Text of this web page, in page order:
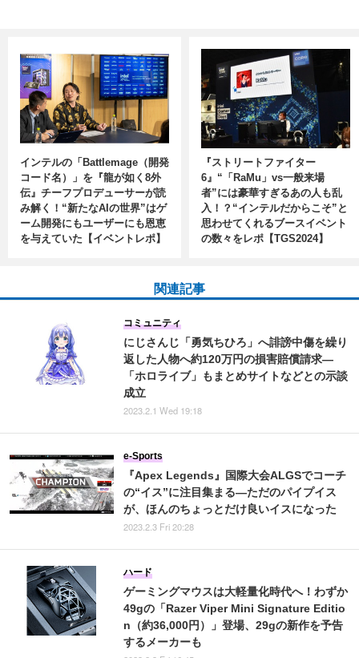
インテルの「Battlemage（開発
コード名）」を『龍が如く8外
伝』チーフプロデューサーが読
み解く！“新たなAIの世界”はゲ
ーム開発にもユーザーにも恩恵
を与えていた【イベントレポ】
『ストリートファイター
6』“「RaMu」vs一般来場
者”には豪華すぎるあの人も乱
入！？“インテルだからこそ”と
思わせてくれるブースイベント
の数々をレポ【TGS2024】
関連記事
にじさんじ「勇気ちひろ」へ誹謗中傷を繰り
返した人物へ約120万円の損害賠償請求―
「ホロライブ」もまとめサイトなどとの示談
成立
コミュニティ
2023.2.1 Wed 19:18
『Apex Legends』国際大会ALGSでコーチ
の“イス”に注目集まる―ただのパイプイス
が、ほんのちょっとだけ良いイスになった
e-Sports
2023.2.3 Fri 20:28
ゲーミングマウスは大軽量化時代へ！わずか
49gの「Razer Viper Mini Signature Editio
n（約36,000円）」登場、29gの新作を予告
するメーカーも
ハード